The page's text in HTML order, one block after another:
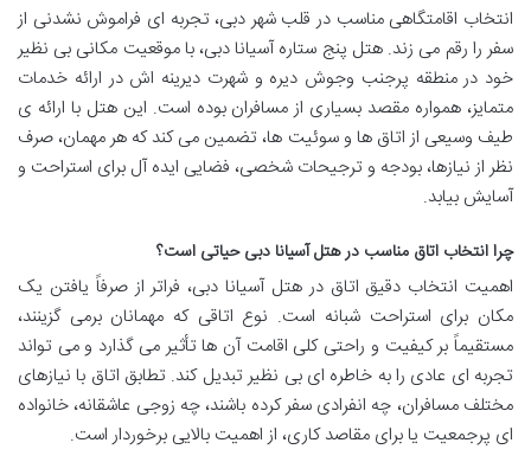
انتخاب اقامتگاهی مناسب در قلب شهر دبی، تجربه ای فراموش نشدنی از
سفر را رقم می زند. هتل پنج ستاره آسیانا دبی، با موقعیت مکانی بی نظیر
خود در منطقه پرجنب وجوش دیره و شهرت دیرینه اش در ارائه خدمات
متمایز، همواره مقصد بسیاری از مسافران بوده است. این هتل با ارائه ی
طیف وسیعی از اتاق ها و سوئیت ها، تضمین می کند که هر مهمان، صرف
نظر از نیازها، بودجه و ترجیحات شخصی، فضایی ایده آل برای استراحت و
آسایش بیابد.
چرا انتخاب اتاق مناسب در هتل آسیانا دبی حیاتی است؟
اهمیت انتخاب دقیق اتاق در هتل آسیانا دبی، فراتر از صرفاً یافتن یک
مکان برای استراحت شبانه است. نوع اتاقی که مهمانان برمی گزینند،
مستقیماً بر کیفیت و راحتی کلی اقامت آن ها تأثیر می گذارد و می تواند
تجربه ای عادی را به خاطره ای بی نظیر تبدیل کند. تطابق اتاق با نیازهای
مختلف مسافران، چه انفرادی سفر کرده باشند، چه زوجی عاشقانه، خانواده
ای پرجمعیت یا برای مقاصد کاری، از اهمیت بالایی برخوردار است.